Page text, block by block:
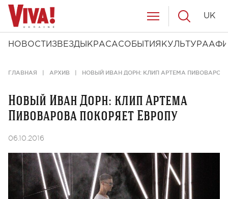
НОВОСТИ ЗВЕЗДЫ КРАСАСОБЫТИЯ КУЛЬТУРА
UK
ГЛАВНАЯ АРХИВ НОВЫЙ ИВАН ДОРН: КЛИП АРТЕМА
Новый Иван Дорн: клип Артема
Пивоварова покоряет Европу
06.10.2016